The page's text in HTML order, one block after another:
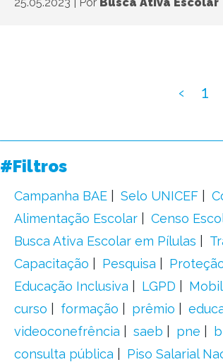
‹ 1
#Filtros
Campanha BAE Selo UNICEF
Alimentação Escolar
Censo
Busca Ativa Escolar em Pílulas
Capacitação
Pesquisa
Educação Inclusiva
LGPD
curso
formação prêmio
videoconefrência
saeb pne
consulta pública
Piso Salarial